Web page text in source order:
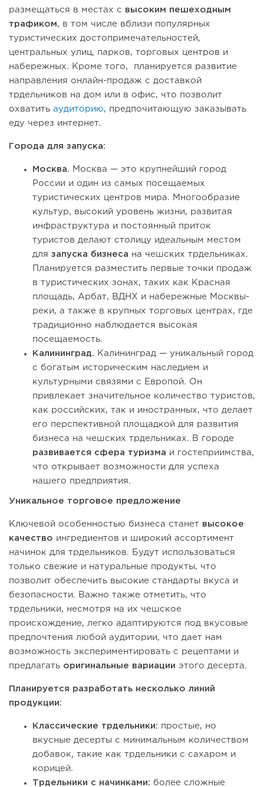
размещаться в местах с высоким пешеходным
трафиком, в том числе вблизи популярных
туристических достопримечательностей,
центральных улиц, парков, торговых центров и
набережных. Кроме того, планируется развитие
направления онлайн-продаж с доставкой
трдельников на дом или в офис, что позволит
охватить аудиторию, предпочитающую заказывать
еду через интернет.
Города для запуска:
Москва.
Москва — это крупнейший город
России и один из самых посещаемых
туристических центров мира. Многообразие
культур, высокий уровень жизни, развитая
инфраструктура и постоянный приток
туристов делают столицу идеальным местом
для запуска бизнеса на чешских трдельниках.
Планируется разместить первые точки продаж
в туристических зонах, таких как Красная
площадь, Арбат, ВДНХ и набережные Москвы-
реки, а также в крупных торговых центрах, где
традиционно наблюдается высокая
посещаемость.
Калининград.
Калининград — уникальный город
с богатым историческим наследием и
культурными связями с Европой. Он
привлекает значительное количество туристов,
как российских, так и иностранных, что делает
его перспективной площадкой для развития
бизнеса на чешских трдельниках. В городе
развивается сфера туризма и гостеприимства,
что открывает возможности для успеха
нашего предприятия.
Уникальное торговое предложение
Ключевой особенностью бизнеса станет высокое
качество ингредиентов и широкий ассортимент
начинок для трдельников. Будут использоваться
только свежие и натуральные продукты, что
позволит обеспечить высокие стандарты вкуса и
безопасности. Важно также отметить, что
трдельники, несмотря на их чешское
происхождение, легко адаптируются под вкусовые
предпочтения любой аудитории, что дает нам
возможность экспериментировать с рецептами и
предлагать оригинальные вариации этого десерта.
Планируется разработать несколько линий
продукции:
Классические трдельники: простые, но
вкусные десерты с минимальным количеством
добавок, такие как трдельники с сахаром и
корицей.
Трдельники с начинками: более сложные